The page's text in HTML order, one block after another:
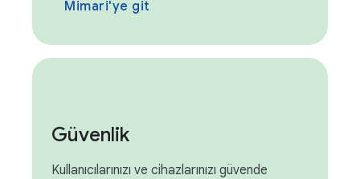
Mimari'ye git
Güvenlik
Kullanıcılarınızı ve cihazlarınızı güvende